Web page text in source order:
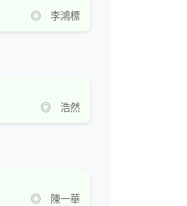
◎ 李鴻標
◎ 浩然
◎ 陳一華